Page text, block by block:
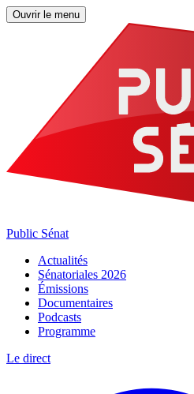
Ouvrir le menu
Public Sénat
Actualités
Sénatoriales 2026
Émissions
Documentaires
Podcasts
Programme
Le direct